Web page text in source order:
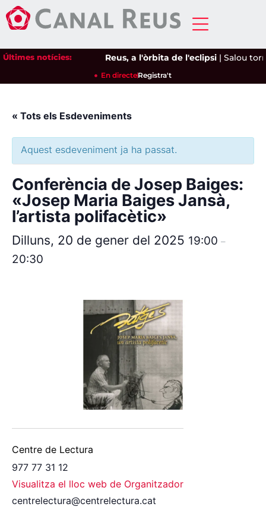
Últimes notícies: Reus, a l'òrbita de l'eclipsi|Salou
En directeRegistra't
« Tots els Esdeveniments
Aquest esdeveniment ja ha passat.
Conferència de Josep Baiges:
«Josep Maria Baiges Jansà,
l’artista polifacètic»
Dilluns, 20 de gener del 2025 19:00 –
20:30
Centre de Lectura
977 77 31 12
Visualitza el lloc web de Organitzador
centrelectura@centrelectura.cat